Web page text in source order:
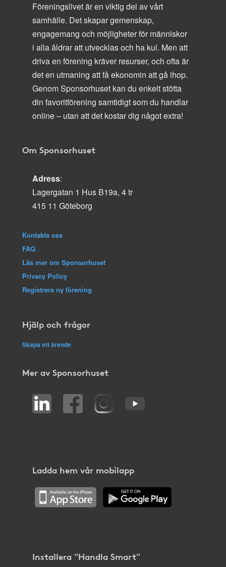
Föreningslivet är en viktig del av vårt
samhälle. Det skapar gemenskap,
engagemang och möjligheter för människor
i alla åldrar att utvecklas och ha kul. Men att
driva en förening kräver resurser, och ofta är
det en utmaning att få ekonomin att gå ihop.
Genom Sponsorhuset kan du enkelt stötta
din favoritförening samtidigt som du handlar
online – utan att det kostar dig något extra!
Om Sponsorhuset
Adress:
Lagergatan 1 Hus B19a, 4 tr
415 11 Göteborg
Kontakta oss
FAQ
Läs mer om Sponsorhuset
Privacy Policy
Registrera ny förening
Hjälp och frågor
Skapa ett ärende
Mer av Sponsorhuset
Ladda hem vår mobilapp
Installera "Handla Smart"